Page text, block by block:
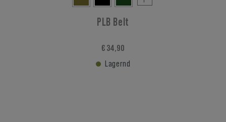
PLB Belt
€ 34,90
Lagernd